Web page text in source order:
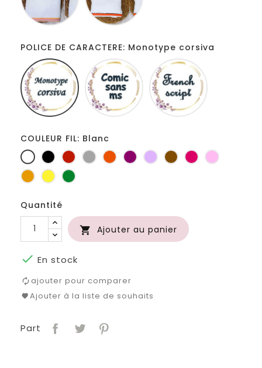
POLICE DE CARACTERE: Monotype corsiva
Monotype
corsiva
Comic
sans
ms
COULEUR FIL: Blanc
BlancNoir RougeGris
clair
Orange
PruneLilasMarronFuchsiaRose
Jaune
d'or
jauneVert
Quantité
 Ajouter au panier
 En stock
ajouter pour comparer
Ajouter à la liste de souhaits
Part